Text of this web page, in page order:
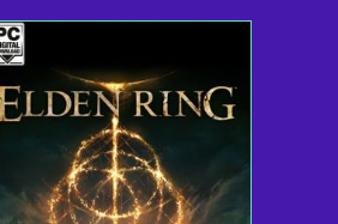
Ver ofertas